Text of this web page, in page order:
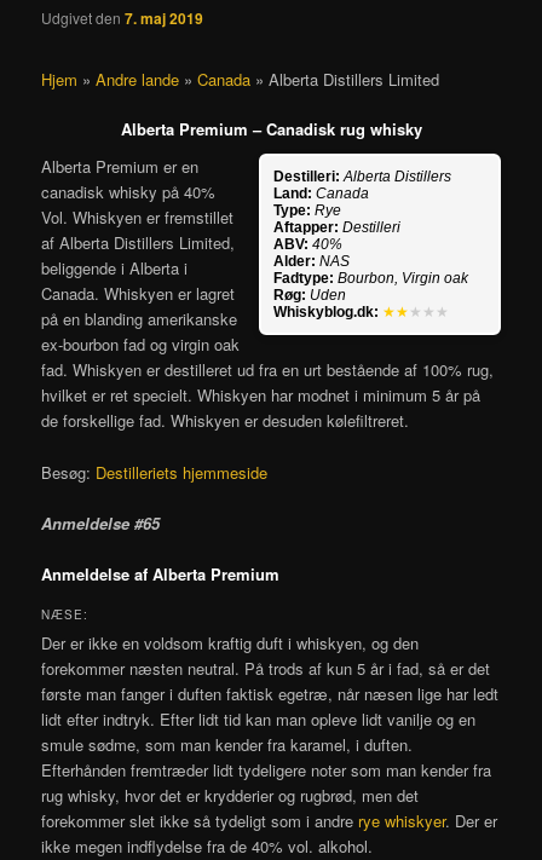
Udgivet den7. maj 2019
Hjem »Andre lande »Canada »Alberta Distillers Limited
Alberta Premium – Canadisk rug whisky
Destilleri: Alberta Distillers
Land: Canada
Type: Rye
Aftapper: Destilleri
ABV: 40%
Alder: NAS
Fadtype: Bourbon, Virgin oak
Røg: Uden
Whiskyblog.dk: ★★ ★★★
Alberta Premium er en
canadisk whisky på 40%
Vol. Whiskyen er fremstillet
af Alberta Distillers Limited,
beliggende i Alberta i
Canada. Whiskyen er lagret
på en blanding amerikanske
ex-bourbon fad og virgin oak
fad. Whiskyen er destilleret ud fra en urt bestående af 100% rug,
hvilket er ret specielt. Whiskyen har modnet i minimum 5 år på
de forskellige fad. Whiskyen er desuden kølefiltreret.
Besøg: Destilleriets hjemmeside
Anmeldelse #65
Anmeldelse af Alberta Premium
NÆSE:
Der er ikke en voldsom kraftig duft i whiskyen, og den
forekommer næsten neutral. På trods af kun 5 år i fad, så er det
første man fanger i duften faktisk egetræ, når næsen lige har ledt
lidt efter indtryk. Efter lidt tid kan man opleve lidt vanilje og en
smule sødme, som man kender fra karamel, i duften.
Efterhånden fremtræder lidt tydeligere noter som man kender fra
rug whisky, hvor det er krydderier og rugbrød, men det
forekommer slet ikke så tydeligt som i andre rye whiskyer. Der er
ikke megen indflydelse fra de 40% vol. alkohol.